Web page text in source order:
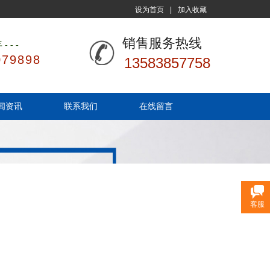
设为首页 加入收藏
销售服务热线
---
13583857758
资讯 联系我们 在线留言
客服